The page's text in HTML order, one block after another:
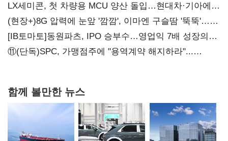
LX세미콘, 첫 차량용 MCU 양산 돌입…현대차·기아에
공급
(현장+)8G 압력에 눈앞 '깜깜', 이마엔 구슬땀 '뚝뚝'…
화려한 에어쇼 뒤 땀방울
[IB토마토]동원파츠, IPO 승부수…영업익 7배 성장의
이면은 고객 편중
⑪(단독)SPC, 가맹점주에 "용역계약 해지하라"...
함께 볼만한 뉴스